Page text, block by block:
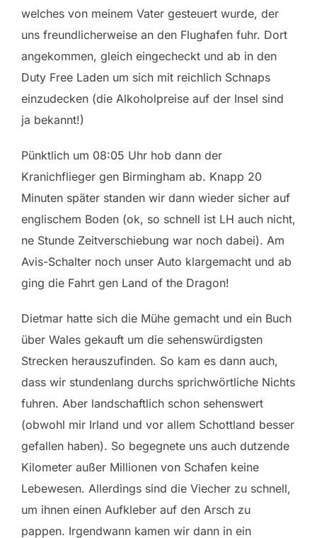
welches von meinem Vater gesteuert wurde, der
uns freundlicherweise an den Flughafen fuhr. Dort
angekommen, gleich eingecheckt und ab in den
Duty Free Laden um sich mit reichlich Schnaps
einzudecken (die Alkoholpreise auf der Insel sind
ja bekannt!)
Pünktlich um 08:05 Uhr hob dann der
Kranichflieger gen Birmingham ab. Knapp 20
Minuten später standen wir dann wieder sicher auf
englischem Boden (ok, so schnell ist LH auch nicht,
ne Stunde Zeitverschiebung war noch dabei). Am
Avis-Schalter noch unser Auto klargemacht und ab
ging die Fahrt gen Land of the Dragon!
Dietmar hatte sich die Mühe gemacht und ein Buch
über Wales gekauft um die sehenswürdigsten
Strecken herauszufinden. So kam es dann auch,
dass wir stundenlang durchs sprichwörtliche Nichts
fuhren. Aber landschaftlich schon sehenswert
(obwohl mir Irland und vor allem Schottland besser
gefallen haben). So begegnete uns auch dutzende
Kilometer außer Millionen von Schafen keine
Lebewesen. Allerdings sind die Viecher zu schnell,
um ihnen einen Aufkleber auf den Arsch zu
pappen. Irgendwann kamen wir dann in ein